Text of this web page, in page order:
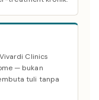
Clinics
— bukan
tuli tanpa